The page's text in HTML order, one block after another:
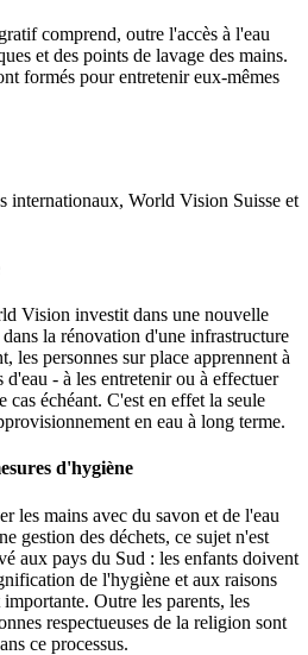
comprend, outre l'accès à l'eau
et des points de lavage des mains.
formés pour entretenir eux-mêmes
internationaux, World Vision Suisse et
Vision investit dans une nouvelle
la rénovation d'une infrastructure
les personnes sur place apprennent à
d'eau - à les entretenir ou à effectuer
cas échéant. C'est en effet la seule
en eau à long terme.
d'hygiène
les mains avec du savon et de l'eau
gestion des déchets, ce sujet n'est
aux pays du Sud : les enfants doivent
de l'hygiène et aux raisons
Outre les parents, les
respectueuses de la religion sont
ce processus.